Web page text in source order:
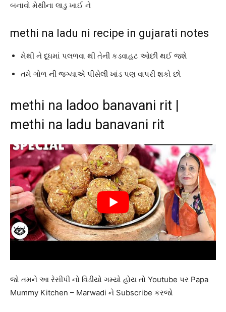
બનાવો મેથીના લાડુ ખાઈ ને
methi na ladu ni recipe in gujarati notes
મેથી ને દૂધમાં પલળવા થી તેની કડવાહટ ઓછી થઈ જશે
તમે ગોળ ની જગ્યાએ પીસેલી ખાંડ પણ વાપરી શકો છો
methi na ladoo banavani rit |
methi na ladu banavani rit
જો તમને આ રેસીપી નો વિડીયો ગમ્યો હોય તો Youtube પર Papa
Mummy Kitchen – Marwadi ને Subscribe કરજો